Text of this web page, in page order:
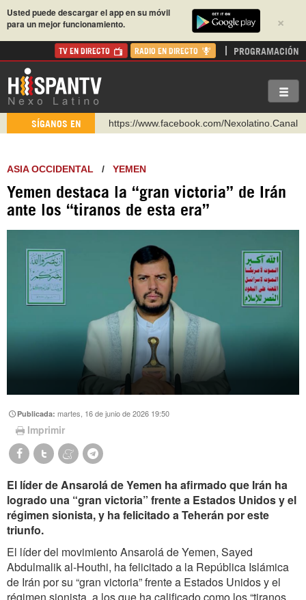
×
Usted puede descargar el app en su móvil
para un mejor funcionamiento.
TV EN DIRECTO RADIO EN DIRECTO PROGRAMACIÓN
SÍGANOS EN
https://www.facebook.com/Nexolatino.Canal
http://twitter.com/nexo_latino
https://t.me/hispantvcanal
https://urmedium.com/c/hispantv
Instagram como: hispan_tv
ASIA OCCIDENTAL / YEMEN
Yemen destaca la “gran victoria” de Irán
ante los “tiranos de esta era”
Publicada:martes, 16 de junio de 2026 19:50
Imprimir
El líder de Ansarolá de Yemen ha afirmado que Irán ha
logrado una “gran victoria” frente a Estados Unidos y el
régimen sionista, y ha felicitado a Teherán por este
triunfo.
El líder del movimiento Ansarolá de Yemen, Sayed
Abdulmalik al-Houthi, ha felicitado a la República Islámica
de Irán por su “gran victoria” frente a Estados Unidos y el